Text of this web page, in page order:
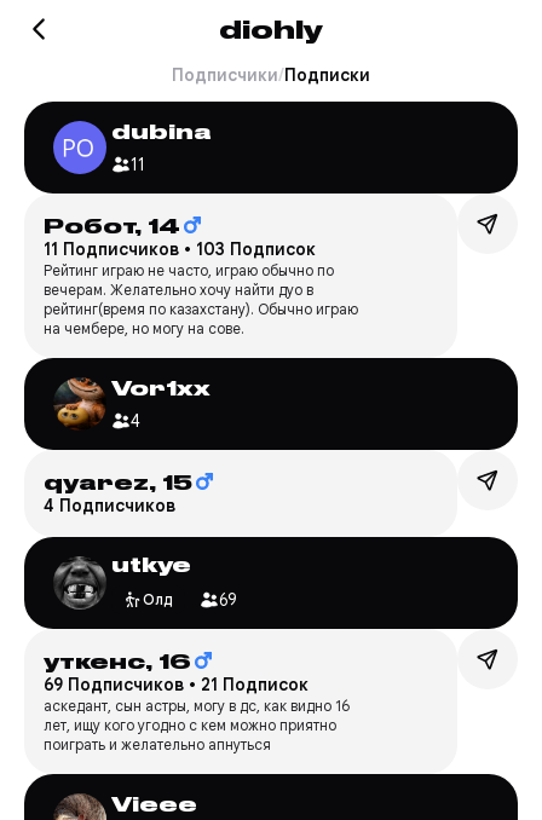
diohly
Подписчики/Подписки
dubina
11
Робот, 14
11 Подписчиков • 103 Подписок
Рейтинг играю не часто, играю обычно по
вечерам. Желательно хочу найти дуо в
рейтинг(время по казахстану). Обычно играю
на чембере, но могу на сове.
Vor1xx
4
qyarez, 15
4 Подписчиков
utkye
Олд 69
уткенс, 16
69 Подписчиков • 21 Подписок
аскедант, сын астры, могу в дс, как видно 16
лет, ищу кого угодно с кем можно приятно
поиграть и желательно апнуться
Vieee